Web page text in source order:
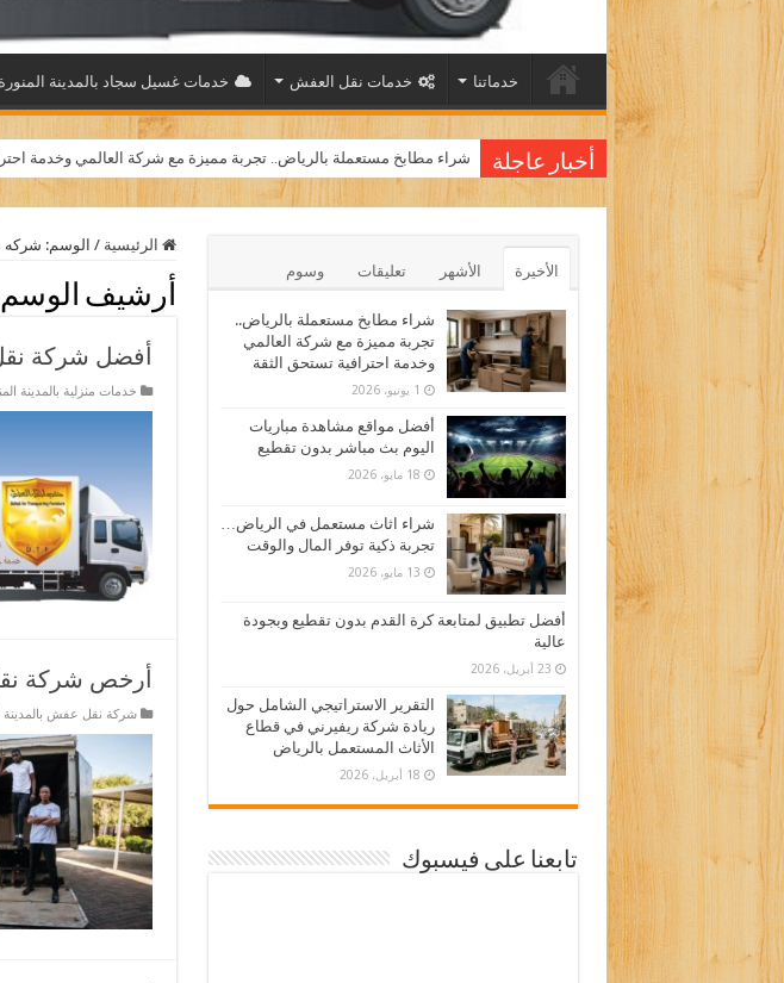
خدماتنا خدمات نقل العفش خدمات غسيل سجاد بالمدينة المنورة
أخبار عاجلة شراء مطابخ مستعملة بالرياض.. تجربة مميزة مع شركة العالمي وخدمة
الرئيسية / الوسم: شركه
أرشيف الوسم
أفضل شركة
خدمات منزلية بالمدينة
أرخص شركة
شركة نقل عفش بالمدينة
الأخيرة الأشهر تعليقات وسوم
شراء مطابخ مستعملة بالرياض..
تجربة مميزة مع شركة العالمي
وخدمة احترافية تستحق الثقة
1 يونيو، 2026
أفضل مواقع مشاهدة مباريات
اليوم بث مباشر بدون تقطيع
18 مايو، 2026
شراء اثاث مستعمل في الرياض…
تجربة ذكية توفر المال والوقت
13 مايو، 2026
أفضل تطبيق لمتابعة كرة القدم بدون تقطيع وبجودة
عالية
23 أبريل، 2026
التقرير الاستراتيجي الشامل حول
ريادة شركة ريفيرني في قطاع
الأثاث المستعمل بالرياض
18 أبريل، 2026
تابعنا على فيسبوك